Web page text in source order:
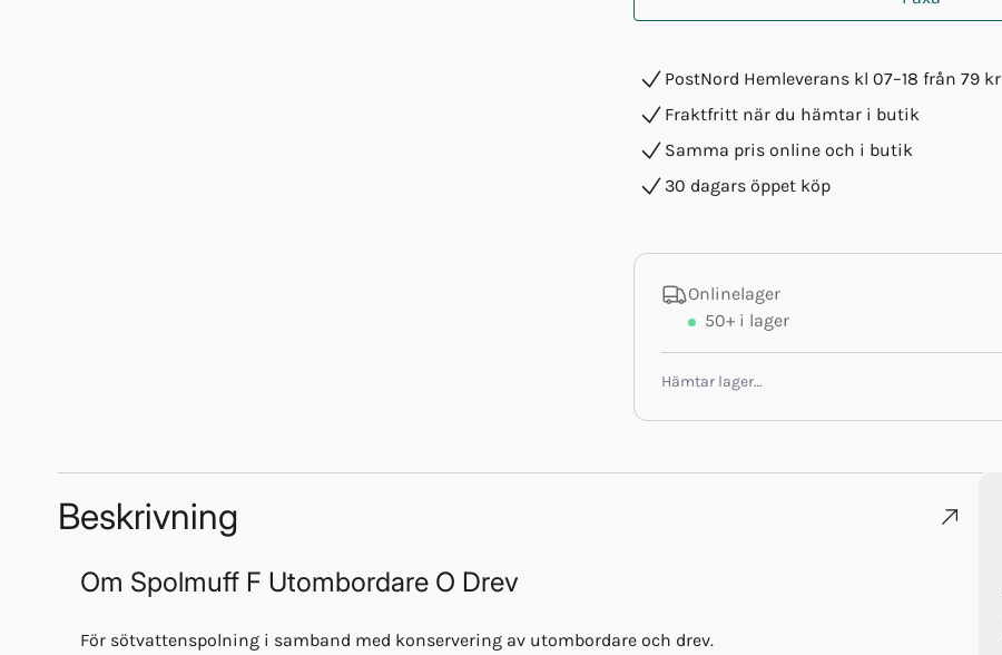
PostNord Hemleverans kl 07–18 från 79 kr
Fraktfritt när du hämtar i butik
Samma pris online och i butik
30 dagars öppet köp
Onlinelager
50+ i lager
Hämtar lager…
Beskrivning
Om Spolmuff F Utombordare O Drev
För sötvattenspolning i samband med konservering av utombordare och drev.